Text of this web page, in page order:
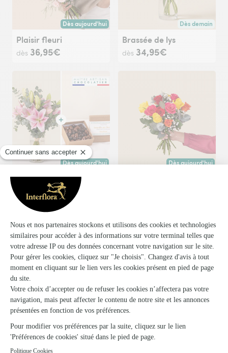
Dès aujourd'hui
Livraison dès aujourd'hui (pour toute commande passée
Plaisir fleuri
dès 36,95€
Dès demain
Livraison dès
Brassée de lys
dès 34,95€
Dès aujourd'hui
Livraison dès aujourd'hui (pour toute commande passée
dès 57,95€
Dès aujourd'hui
Livraison dès
Dès aujourd'hui
Livraison dès aujourd'hui (pour toute commande passée
dès29,95€
Dès aujourd'hui
dès49,95€